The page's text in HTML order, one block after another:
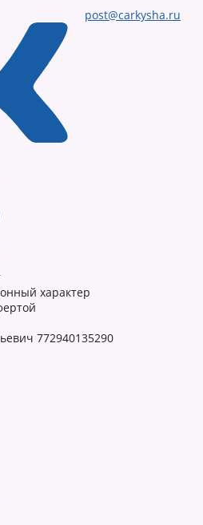
post@carkysha.ru
характер
772940135290